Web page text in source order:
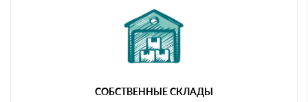
СОБСТВЕННЫЕ СКЛАДЫ